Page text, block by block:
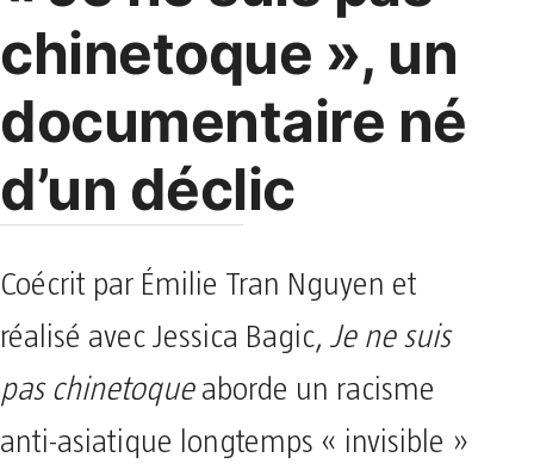
chinetoque », un
documentaire né
d’un déclic
Coécrit par Émilie Tran Nguyen et
réalisé avec Jessica Bagic, Je ne suis
pas chinetoqueaborde un racisme
anti-asiatique longtemps « invisible »